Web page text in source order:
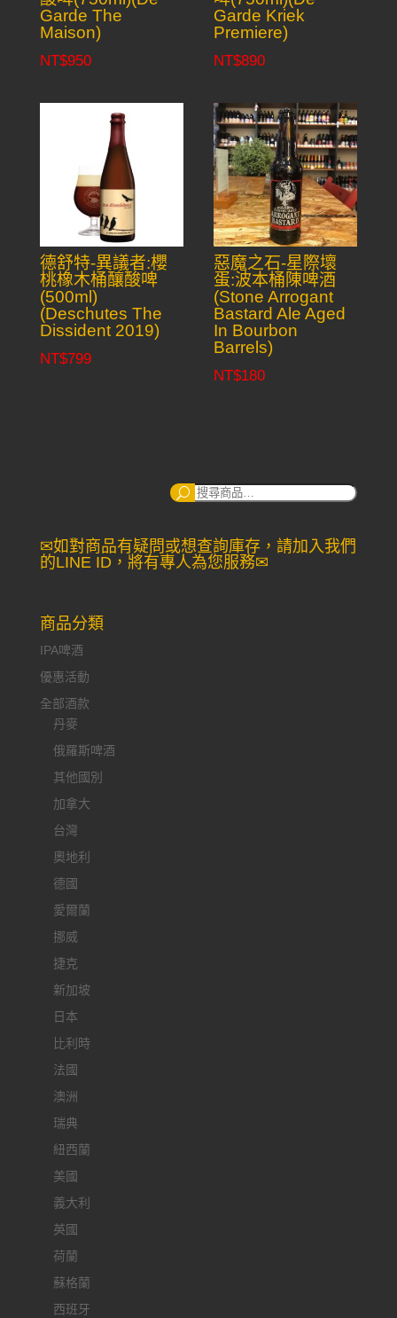
Garde The
Maison)
NT$950
Garde Kriek
Premiere)
NT$890
德舒特-異議者:櫻
桃橡木桶釀酸啤
(500ml)
(Deschutes The
Dissident 2019)
NT$799
惡魔之石-星際壞
蛋:波本桶陳啤酒
(Stone Arrogant
Bastard Ale Aged
In Bourbon
Barrels)
NT$180
搜
✉如對商品有疑問或想查詢庫存，請加入我們
的LINE ID，將有專人為您服務✉
商品分類
IPA啤酒
優惠活動
全部酒款
丹麥
俄羅斯啤酒
其他國別
加拿大
台灣
奧地利
德國
愛爾蘭
挪威
捷克
新加坡
日本
比利時
法國
澳洲
瑞典
紐西蘭
美國
義大利
英國
荷蘭
蘇格蘭
西班牙